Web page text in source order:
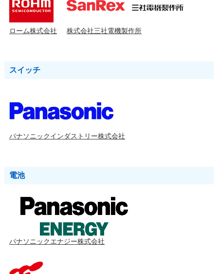
ローム株式会社 株式会社三社電機製作所
スイッチ
パナソニックインダストリー株式会社
電池
パナソニックエナジー株式会社